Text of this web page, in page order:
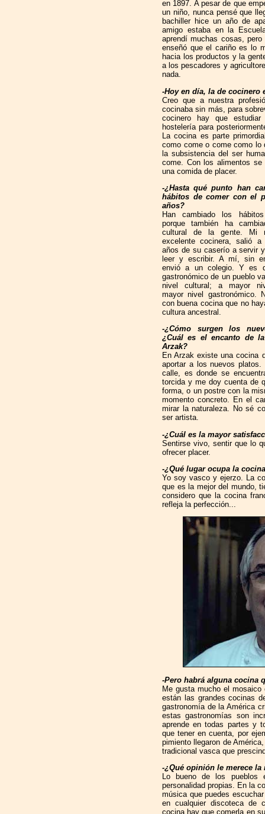
en 1897. A pesar de que
un niño, nunca pensé que
bachiller hice un año de
amigo estaba en la
aprendí muchas cosas,
enseñó que el cariño es lo
hacia los productos y la
a los pescadores y
nada.
-Hoy en día, la de
Creo que a nuestra
cocinaba sin más, para
cocinero hay que
hostelería para
La cocina es parte
como come o come como lo
la subsistencia del ser
come. Con los alimentos
una comida de placer.
-¿Hasta qué punto han
hábitos de comer con el
años?
Han cambiado los
porque también ha
cultural de la gente. Mi
excelente cocinera, salió
años de su caserío a servir
leer y escribir. A mí, sin
envió a un colegio. Y es
gastronómico de un pueblo
nivel cultural; a mayor
mayor nivel gastronómico.
con buena cocina que no
cultura ancestral.
-¿Cómo surgen los
¿Cuál es el encanto de
Arzak?
En Arzak existe una cocina
aportar a los nuevos
calle, es donde se
torcida y me doy cuenta de
forma, o un postre con la
momento concreto. En el
mirar la naturaleza. No sé
ser artista.
-¿Cuál es la mayor
Sentirse vivo, sentir que lo
ofrecer placer.
-¿Qué lugar ocupa la
Yo soy vasco y ejerzo. La
que es la mejor del mundo,
considero que la cocina
refleja la perfección...
-Pero habrá alguna cocina
Me gusta mucho el
están las grandes cocinas
gastronomía de la América
estas gastronomías son
aprende en todas partes y
que tener en cuenta, por
pimiento llegaron de
tradicional vasca que
-¿Qué opinión le merece
Lo bueno de los
personalidad propias. En la
música que puedes
en cualquier discoteca de
cocina hay que comerla en